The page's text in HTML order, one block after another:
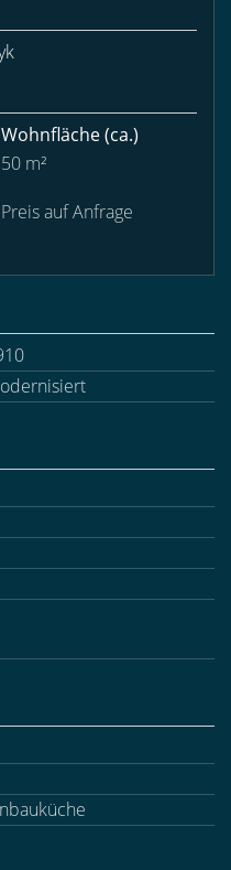
Wohnfläche(ca.)
50 m²
Preis auf Anfrage